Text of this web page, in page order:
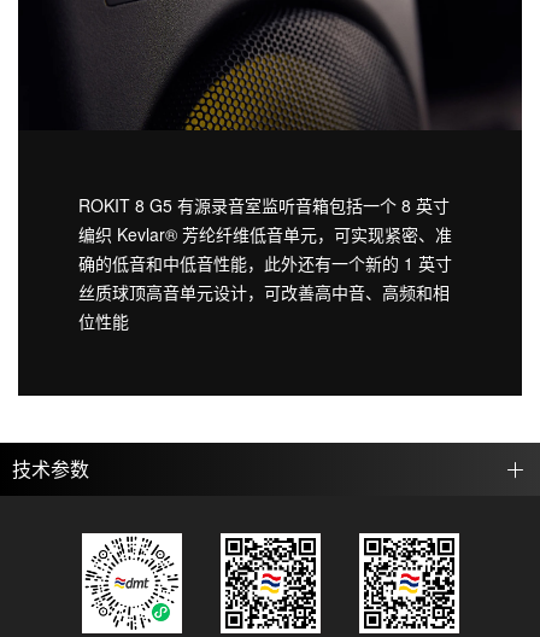
ROKIT 8 G5 有源录音室监听音箱包括一个 8 英寸
编织 Kevlar® 芳纶纤维低音单元，可实现紧密、准
确的低音和中低音性能，此外还有一个新的 1 英寸
丝质球顶高音单元设计，可改善高中音、高频和相
位性能
技术参数